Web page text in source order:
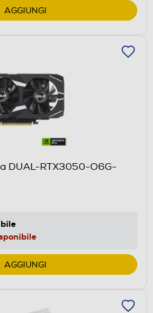
AGGIUNGI
DUAL-RTX3050-O6G-
AGGIUNGI